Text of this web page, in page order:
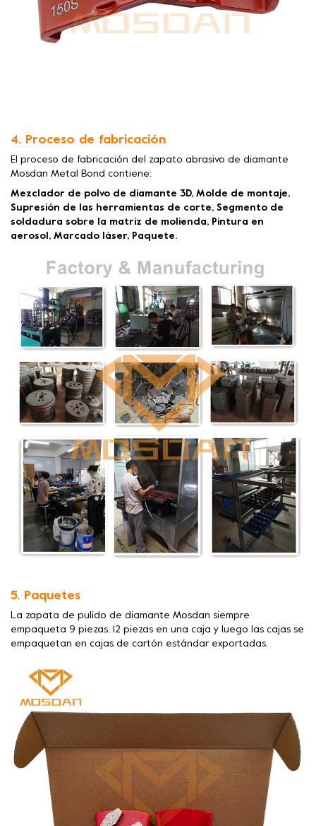
4. Proceso de fabricación
El proceso de fabricación del zapato abrasivo de diamante
Mosdan Metal Bond contiene:
Mezclador de polvo de diamante 3D, Molde de montaje,
Supresión de las herramientas de corte, Segmento de
soldadura sobre la matriz de molienda, Pintura en
aerosol, Marcado láser, Paquete.
5. Paquetes
La zapata de pulido de diamante Mosdan siempre
empaqueta 9 piezas, 12 piezas en una caja y luego las cajas se
empaquetan en cajas de cartón estándar exportadas.